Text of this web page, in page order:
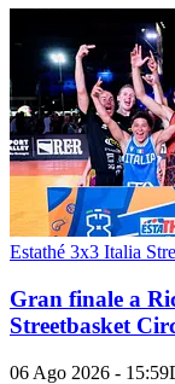
Estathé 3x3 Italia
Gran finale a
Streetbasket
06 Ago 2026 - 15:59